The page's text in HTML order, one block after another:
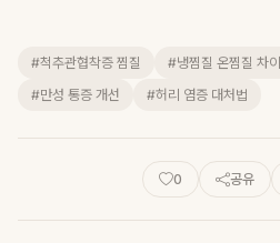
#척추관협착증 찜질 #냉찜질 온찜질 차이
#만성 통증 개선
#허리 염증 대처법
0 공유